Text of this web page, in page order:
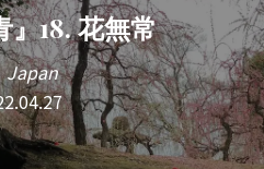
』18. 花無常
Japan